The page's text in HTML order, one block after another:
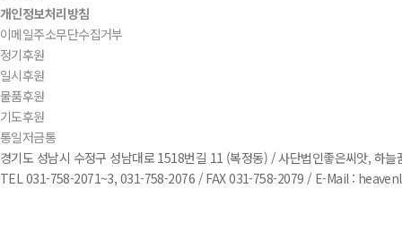
개인정보처리방침
이메일주소무단수집거부
정기후원
일시후원
물품후원
기도후원
통일저금통
경기도 성남시 수정구 성남대로 1518번길 11 (복정동) / 사단법인좋은씨앗, 하
TEL 031-758-2071~3, 031-758-2076 / FAX 031-758-2079 / E-Mail :